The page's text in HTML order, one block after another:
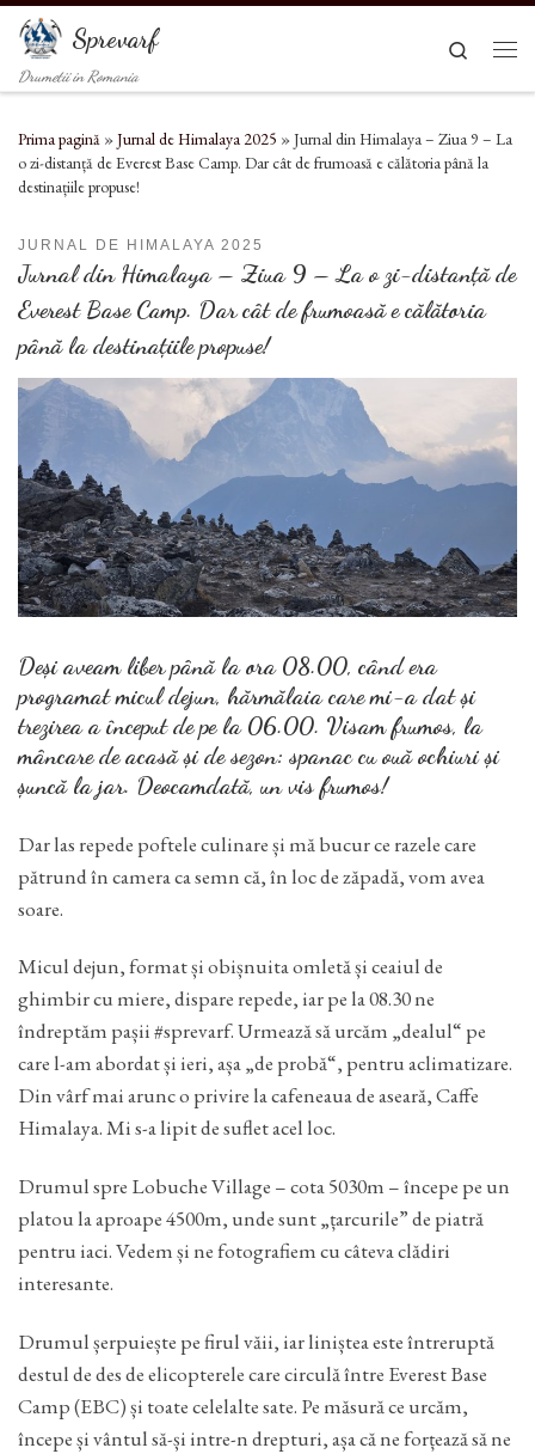
Sari la conținut
Sprevarf
Drumetii in Romania
Search
Prima pagină »Jurnal de Himalaya 2025 »Jurnal din Himalaya – Ziua 9 – La
o zi-distanță de Everest Base Camp. Dar cât de frumoasă e călătoria până la
destinațiile propuse!
JURNAL DE HIMALAYA 2025
Jurnal din Himalaya – Ziua 9 – La o zi-distanță de
Everest Base Camp. Dar cât de frumoasă e călătoria
până la destinațiile propuse!
Deși aveam liber până la ora 08.00, când era
programat micul dejun, hărmălaia care mi-a dat și
trezirea a început de pe la 06.00. Visam frumos, la
mâncare de acasă și de sezon: spanac cu ouă ochiuri și
șuncă la jar. Deocamdată, un vis frumos!
Dar las repede poftele culinare și mă bucur ce razele care
pătrund în camera ca semn că, în loc de zăpadă, vom avea
soare.
Micul dejun, format și obișnuita omletă și ceaiul de
ghimbir cu miere, dispare repede, iar pe la 08.30 ne
îndreptăm pașii #sprevarf. Urmează să urcăm „dealul“ pe
care l-am abordat și ieri, așa „de probă“, pentru aclimatizare.
Din vârf mai arunc o privire la cafeneaua de aseară, Caffe
Himalaya. Mi s-a lipit de suflet acel loc.
Drumul spre Lobuche Village – cota 5030m – începe pe un
platou la aproape 4500m, unde sunt „țarcurile” de piatră
pentru iaci. Vedem și ne fotografiem cu câteva clădiri
interesante.
Drumul șerpuiește pe firul văii, iar liniștea este întreruptă
destul de des de elicopterele care circulă între Everest Base
Camp (EBC) și toate celelalte sate. Pe măsură ce urcăm,
începe și vântul să-și intre-n drepturi, așa că ne forțează să ne